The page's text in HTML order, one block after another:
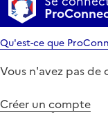
Qu'est-ce que
Vous n'avez pas de
Créer un compte